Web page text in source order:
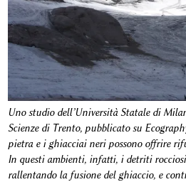
Uno studio dell’Università Statale di
Scienze di Trento, pubblicato su
pietra e i ghiacciai neri possono offrire
In questi ambienti, infatti, i detriti
rallentando la fusione del ghiaccio, e